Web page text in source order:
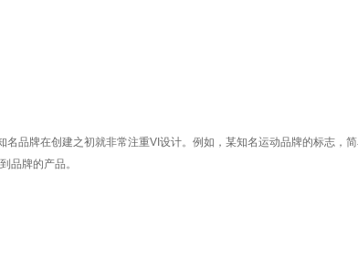
品牌在创建之初就非常注重VI设计。例如，某知名运动品牌的标志
品牌的产品。